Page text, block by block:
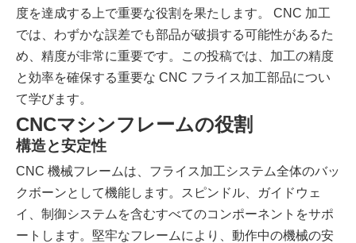
度を達成する上で重要な役割を果たします。 CNC 加工
では、わずかな誤差でも部品が破損する可能性があるた
め、精度が非常に重要です。この投稿では、加工の精度
と効率を確保する重要な CNC フライス加工部品につい
て学びます。
CNCマシンフレームの役割
構造と安定性
CNC 機械フレームは、フライス加工システム全体のバッ
クボーンとして機能します。スピンドル、ガイドウェ
イ、制御システムを含むすべてのコンポーネントをサポ
ートします。堅牢なフレームにより、動作中の機械の安